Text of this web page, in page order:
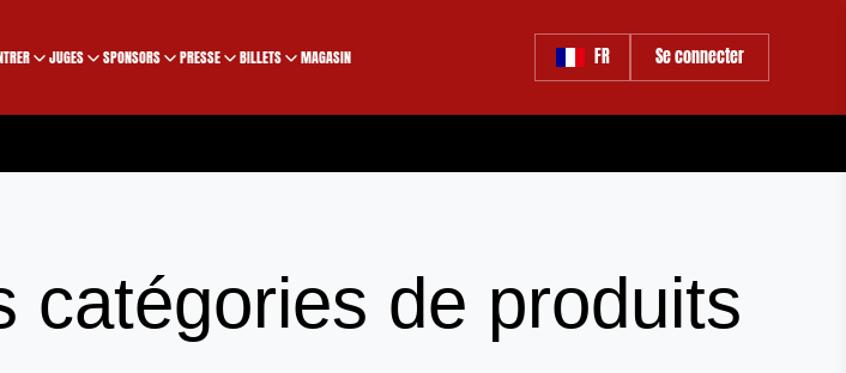
JUGES SPONSORS PRESSE BILLETS MAGASIN FR Se connecter
catégories de produits